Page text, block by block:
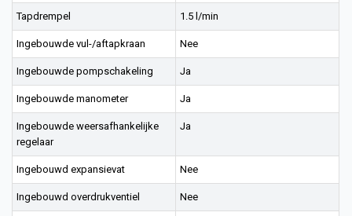
Tapdrempel 1.5 l/min
Ingebouwde vul-/aftapkraan Nee
Ingebouwde pompschakeling Ja
Ingebouwde manometer Ja
Ingebouwde weersafhankelijke
regelaar
Ja
Ingebouwd expansievat Nee
Ingebouwd overdrukventiel Nee